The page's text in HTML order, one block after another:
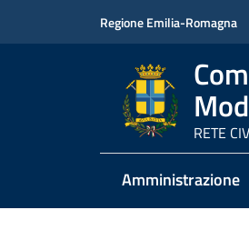
Regione Emilia-Romagna
RETE
Amministrazione